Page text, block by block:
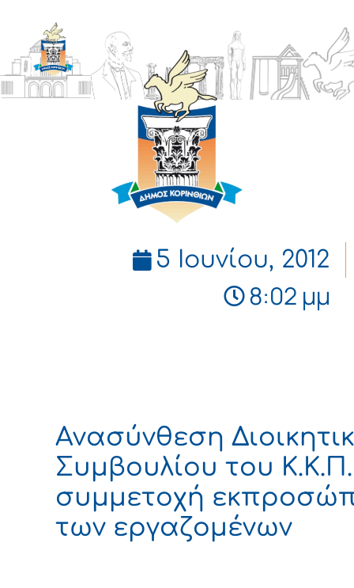
ΔΗΜΟΣ
ΚΟΡΙΝΘΙΩΝ
5 Ιουνίου, 2012
8:02 μμ
Ανασύνθεση
Συμβουλίου του Κ.Κ.Π.
συμμετοχή
των εργαζομένων